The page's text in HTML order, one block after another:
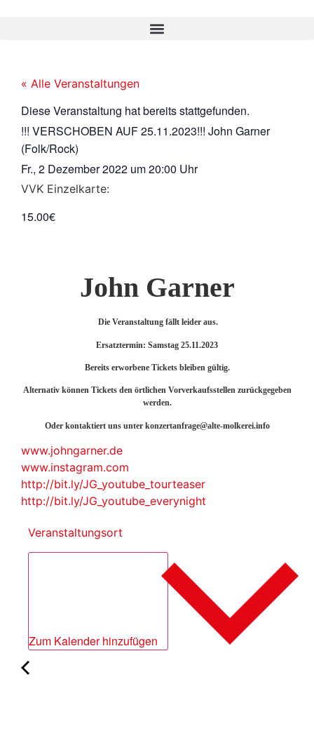
« Alle Veranstaltungen
Diese Veranstaltung hat bereits stattgefunden.
!!! VERSCHOBEN AUF 25.11.2023!!! John Garner
(Folk/Rock)
Fr., 2 Dezember 2022 um20:00 Uhr
VVK Einzelkarte:
15.00€
John Garner
Die Veranstaltung fällt leider aus.
Ersatztermin: Samstag 25.11.2023
Bereits erworbene Tickets bleiben gültig.
Alternativ können Tickets den örtlichen Vorverkaufsstellen zurückgegeben
werden.
Oder kontaktiert uns unter konzertanfrage@alte-molkerei.info
www.johngarner.de
www.instagram.com
http://bit.ly/JG_youtube_tourteaser
http://bit.ly/JG_youtube_everynight
Veranstaltungsort
Zum Kalender hinzufügen